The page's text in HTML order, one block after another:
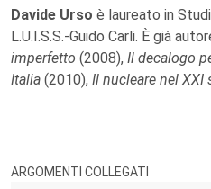
Davide Urso è laureato in
L.U.I.S.S.-Guido Carli. È già
imperfetto (2008), Il decalogo
Italia (2010), Il nucleare nel XXI
ARGOMENTI COLLEGATI